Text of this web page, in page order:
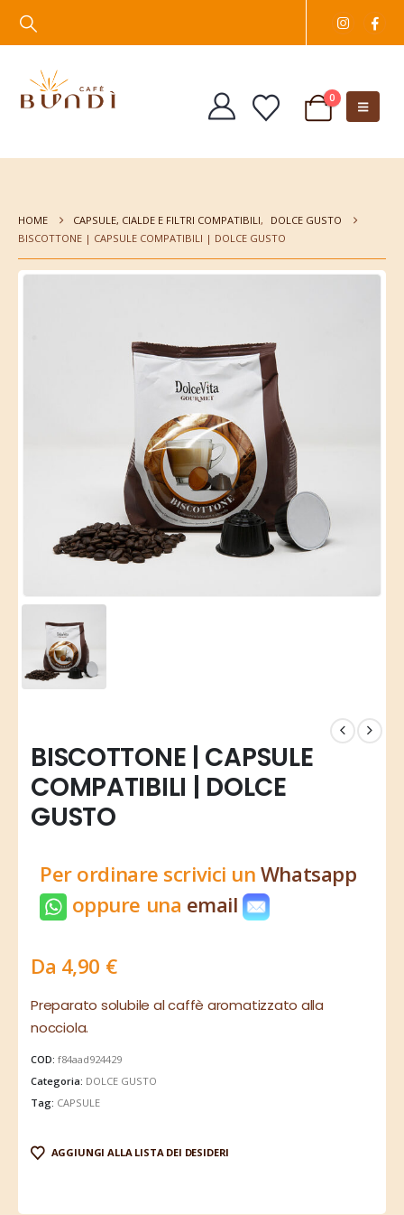
0
HOME CAPSULE, CIALDE E FILTRI COMPATIBILI,
DOLCE GUSTO
BISCOTTONE | CAPSULE COMPATIBILI | DOLCE GUSTO
BISCOTTONE | CAPSULE
COMPATIBILI | DOLCE
GUSTO
Per ordinare scrivici unWhatsapp
oppure una email
Da 4,90 €
Preparato solubile al caffè aromatizzato alla
nocciola.
COD:f84aad924429
Categoria: DOLCE GUSTO
Tag: CAPSULE
AGGIUNGI ALLA LISTA DEI DESIDERI